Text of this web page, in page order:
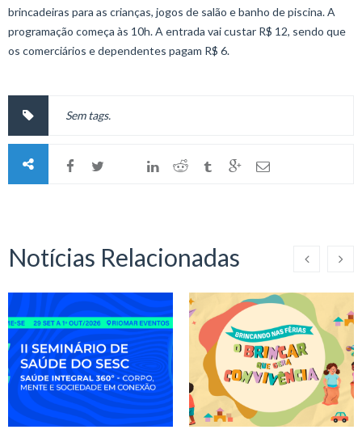
brincadeiras para as crianças, jogos de salão e banho de piscina. A
programação começa às 10h. A entrada vai custar R$ 12, sendo que
os comerciários e dependentes pagam R$ 6.
Sem tags.
Notícias Relacionadas